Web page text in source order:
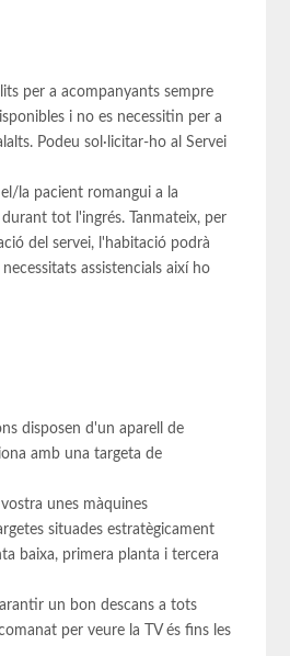
per a acompanyants sempre
i no es necessitin per a
Podeu sol·licitar-ho al Servei
la pacient romangui a la
tot l'ingrés. Tanmateix, per
del servei, l'habitació podrà
assistencials així ho
disposen d'un aparell de
amb una targeta de
vostra unes màquines
situades estratègicament
baixa, primera planta i tercera
un bon descans a tots
per veure la TV és fins les